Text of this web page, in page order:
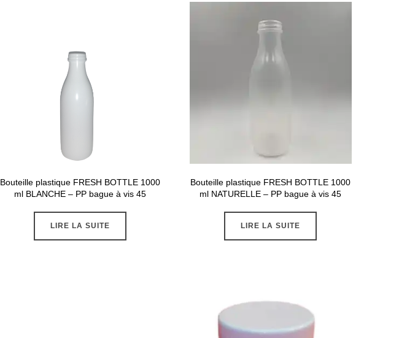
Bouteille plastique FRESH BOTTLE 1000
ml BLANCHE – PP bague à vis 45
LIRE LA SUITE
Bouteille plastique FRESH BOTTLE 1000
ml NATURELLE – PP bague à vis 45
LIRE LA SUITE